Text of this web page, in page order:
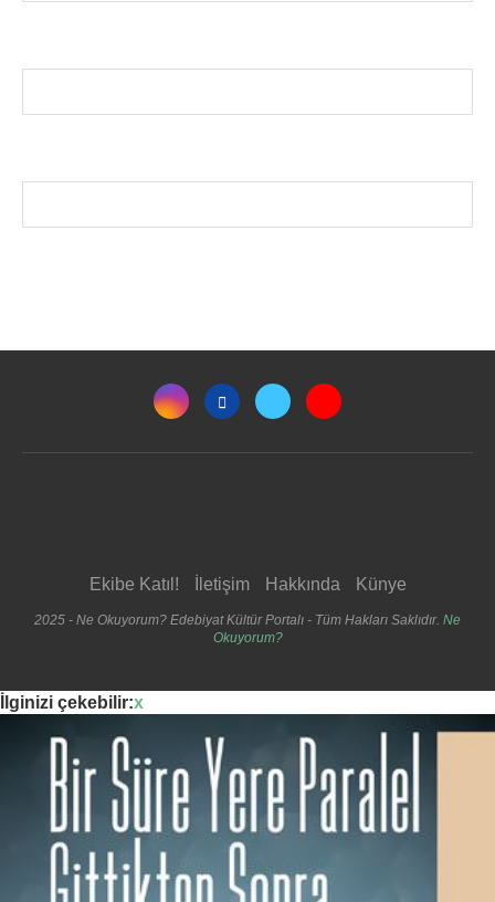
Ekibe Katıl! İletişim Hakkında Künye
2025 - Ne Okuyorum? Edebiyat Kültür Portalı - Tüm Hakları Saklıdır. Ne
Okuyorum?
İlginizi çekebilir:x